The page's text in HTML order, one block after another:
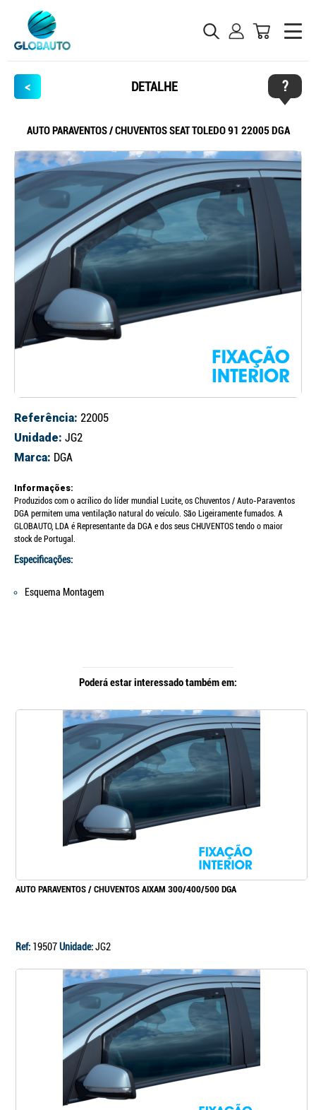
< DETALHE ?
AUTO PARAVENTOS / CHUVENTOS SEAT TOLEDO 91 22005 DGA
Referência: 22005
Unidade: JG2
Marca: DGA
Informações:
Produzidos com o acrílico do líder mundial Lucite, os Chuventos / Auto-Paraventos
DGA permitem uma ventilação natural do veículo. São Ligeiramente fumados. A
GLOBAUTO, LDA é Representante da DGA e dos seus CHUVENTOS tendo o maior
stock de Portugal.
Especificações:
Esquema Montagem
Poderá estar interessado também em:
AUTO PARAVENTOS / CHUVENTOS AIXAM 300/400/500 DGA
Ref: 19507Unidade:JG2